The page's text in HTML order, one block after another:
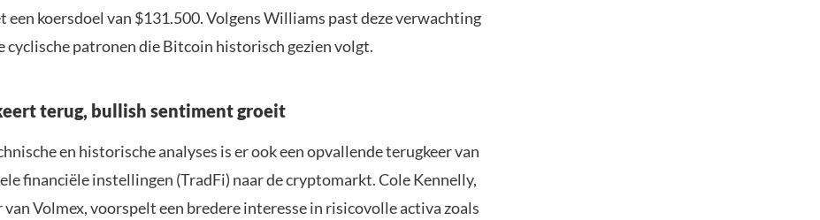
een koersdoel van $131.500. Volgens Williams past deze verwachting
cyclische patronen die Bitcoin historisch gezien volgt.
terug, bullish sentiment groeit
en historische analyses is er ook een opvallende terugkeer van
financiële instellingen (TradFi) naar de cryptomarkt. Cole Kennelly,
Volmex, voorspelt een bredere interesse in risicovolle activa zoals